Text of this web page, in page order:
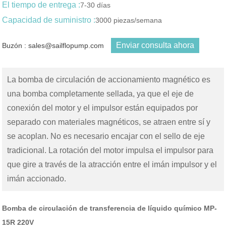
El tiempo de entrega :7-30 días
Capacidad de suministro :3000 piezas/semana
Buzón : sales@sailflopump.com Enviar consulta ahora
La bomba de circulación de accionamiento magnético es
una bomba completamente sellada, ya que el eje de
conexión del motor y el impulsor están equipados por
separado con materiales magnéticos, se atraen entre sí y
se acoplan. No es necesario encajar con el sello de eje
tradicional. La rotación del motor impulsa el impulsor para
que gire a través de la atracción entre el imán impulsor y el
imán accionado.
Bomba de circulación de transferencia de líquido químico MP-
15R 220V